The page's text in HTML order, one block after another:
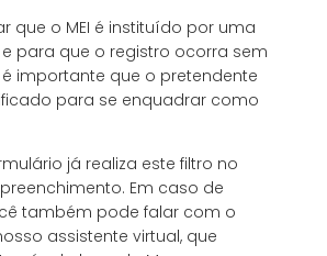
que o MEI é instituído por uma
para que o registro ocorra sem
importante que o pretendente
para se enquadrar como
já realiza este filtro no
Em caso de
também pode falar com o
assistente virtual, que